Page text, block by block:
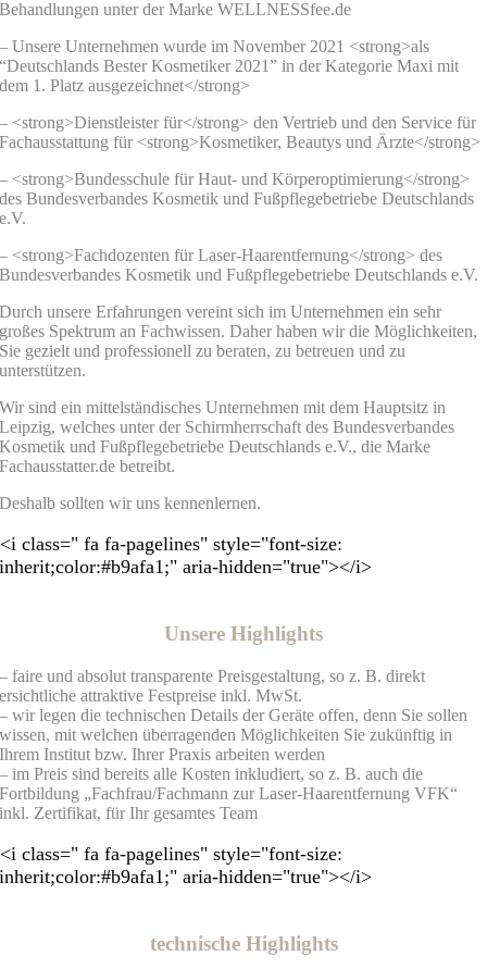
Behandlungen unter der Marke WELLNESSfee.de
– Unsere Unternehmen wurde im November 2021 <strong>als
“Deutschlands Bester Kosmetiker 2021” in der Kategorie Maxi mit
dem 1. Platz ausgezeichnet</strong>
– <strong>Dienstleister für</strong> den Vertrieb und den Service für
Fachausstattung für <strong>Kosmetiker, Beautys und Ärzte</strong>
– <strong>Bundesschule für Haut- und Körperoptimierung</strong>
des Bundesverbandes Kosmetik und Fußpflegebetriebe Deutschlands
e.V.
– <strong>Fachdozenten für Laser-Haarentfernung</strong> des
Bundesverbandes Kosmetik und Fußpflegebetriebe Deutschlands e.V.
Durch unsere Erfahrungen vereint sich im Unternehmen ein sehr
großes Spektrum an Fachwissen. Daher haben wir die Möglichkeiten,
Sie gezielt und professionell zu beraten, zu betreuen und zu
unterstützen.
Wir sind ein mittelständisches Unternehmen mit dem Hauptsitz in
Leipzig, welches unter der Schirmherrschaft des Bundesverbandes
Kosmetik und Fußpflegebetriebe Deutschlands e.V., die Marke
Fachausstatter.de betreibt.
Deshalb sollten wir uns kennenlernen.
<i class=" fa fa-pagelines" style="font-size:
inherit;color:#b9afa1;" aria-hidden="true"></i>
Unsere Highlights
– faire und absolut transparente Preisgestaltung, so z. B. direkt
ersichtliche attraktive Festpreise inkl. MwSt.
– wir legen die technischen Details der Geräte offen, denn Sie sollen
wissen, mit welchen überragenden Möglichkeiten Sie zukünftig in
Ihrem Institut bzw. Ihrer Praxis arbeiten werden
– im Preis sind bereits alle Kosten inkludiert, so z. B. auch die
Fortbildung „Fachfrau/Fachmann zur Laser-Haarentfernung VFK“
inkl. Zertifikat, für Ihr gesamtes Team
<i class=" fa fa-pagelines" style="font-size:
inherit;color:#b9afa1;" aria-hidden="true"></i>
technische Highlights